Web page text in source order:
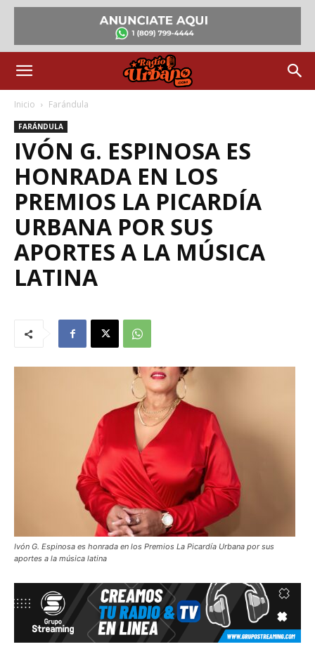
Inicio Farándula
FARÁNDULA
IVÓN G. ESPINOSA ES
HONRADA EN LOS
PREMIOS LA PICARDÍA
URBANA POR SUS
APORTES A LA MÚSICA
LATINA
Ivón G. Espinosa es honrada en los Premios La Picardía Urbana por sus
aportes a la música latina